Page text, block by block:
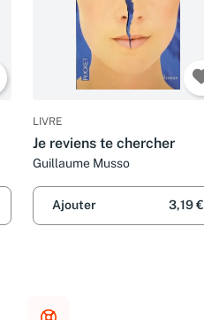
LIVRE
Je reviens te chercher
Guillaume Musso
Ajouter 3,19 €